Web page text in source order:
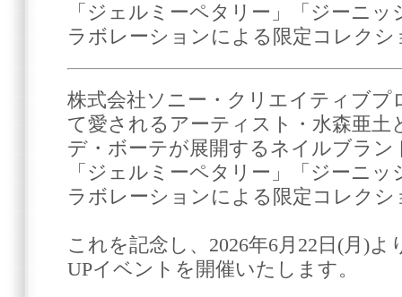
「ジェルミーペタリー」「ジーニ
ラボレーションによる限定コレク
株式会社ソニー・クリエイティブプ
て愛されるアーティスト・水森亜土
デ・ボーテが展開するネイルブラ
「ジェルミーペタリー」「ジーニ
ラボレーションによる限定コレク
これを記念し、2026年6月22日(月)よ
UPイベントを開催いたします。